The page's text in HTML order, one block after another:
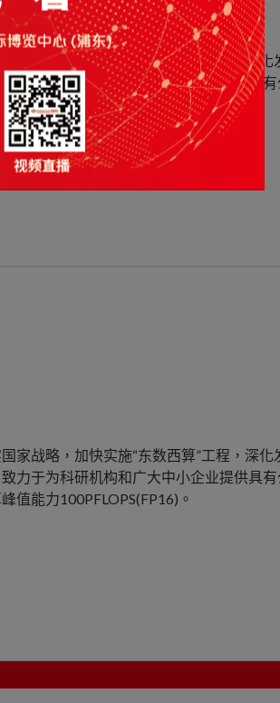
家战略，加快实施“东数西算”工程，深
力于为科研机构和广大中小企业提供具
值能力100PFLOPS(FP16)。
家战略，加快实施“东数西算”工程，深
力于为科研机构和广大中小企业提供具
值能力100PFLOPS(FP16)。